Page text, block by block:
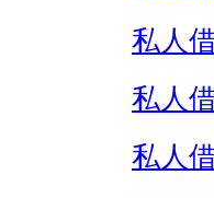
私人
私人
私人